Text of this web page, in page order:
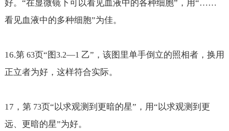
好。“在显微镜下可以看见血液中的各种细胞”，用“……
看见血液中的多种细胞”为佳。
16.第63页“图3.2—1 乙”，该图里单手倒立的照相者，换用
正立者为好，这样符合实际。
17 ，第73页“以求观测到更暗的星”，用“以求观测到更
远、更暗的星”为好。